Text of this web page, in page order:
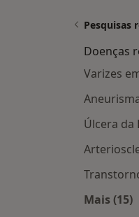
Pesquisas
Doenças
Varizes
Úlcera da
Mais (15)